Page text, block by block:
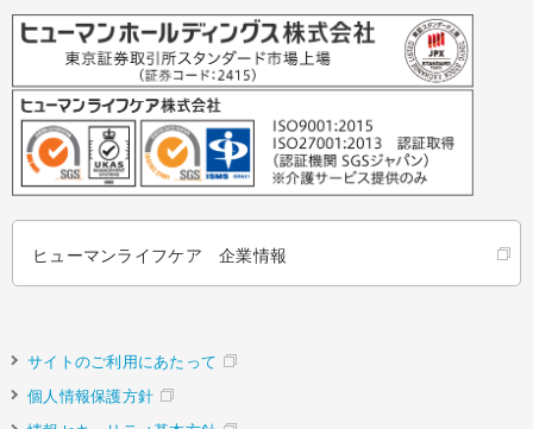
ヒューマンライフケア 企業情報
サイトのご利用にあたって
個人情報保護方針